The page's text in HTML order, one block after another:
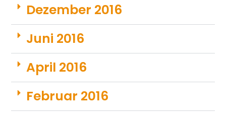
Dezember 2016
Juni 2016
April 2016
Februar 2016